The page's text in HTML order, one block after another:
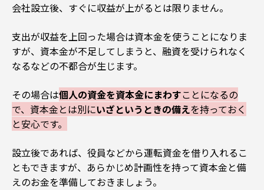
会社設立後、すぐに収益が上がるとは限りません。
支出が収益を上回った場合は資本金を使うことになりま
すが、 資本金が不足してしまうと、融資を受けられなく
なるなどの不都合が生じます。
その場合は個人の資金を資本金にまわすことになるの
で、資本金とは別にいざというときの備えを持っておく
と安心です。
設立後であれば、役員などから運転資金を借り入れるこ
ともできますが、あらかじめ計画性を持って資本金と備
えのお金を準備しておきましょう。